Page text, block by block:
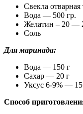
Свекла
Вода — 500 гр.
Желатин – 20 —
Соль
Для маринада:
Вода — 150 г
Сахар — 20 г
Уксус 6-9% —
Способ